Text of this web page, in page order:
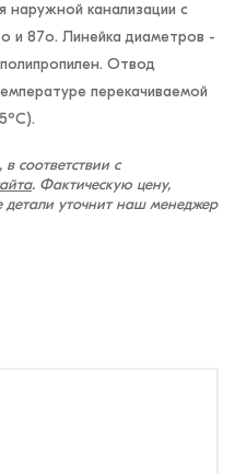
наружной канализации с
и 87о. Линейка диаметров -
Отвод
перекачиваемой
соответствии с
. Фактическую цену,
детали уточнит наш менеджер